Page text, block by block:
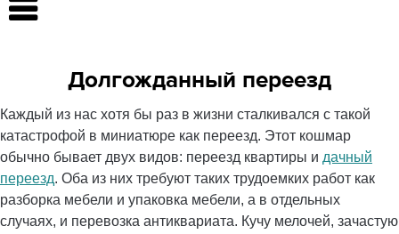
Долгожданный переезд
Каждый из нас хотя бы раз в жизни сталкивался с такой
катастрофой в миниатюре как переезд. Этот кошмар
обычно бывает двух видов: переезд квартиры и дачный
переезд. Оба из них требуют таких трудоемких работ как
разборка мебели и упаковка мебели, а в отдельных
случаях, и перевозка антиквариата. Кучу мелочей, зачастую